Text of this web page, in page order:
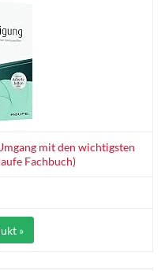
mit den wichtigsten
Fachbuch)
»